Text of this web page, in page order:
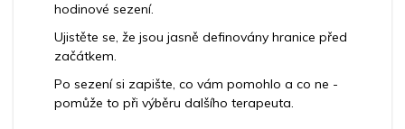
hodinové sezení.
Ujistěte se, že jsou jasně definovány hranice před
začátkem.
Po sezení si zapište, co vám pomohlo a co ne -
pomůže to při výběru dalšího terapeuta.